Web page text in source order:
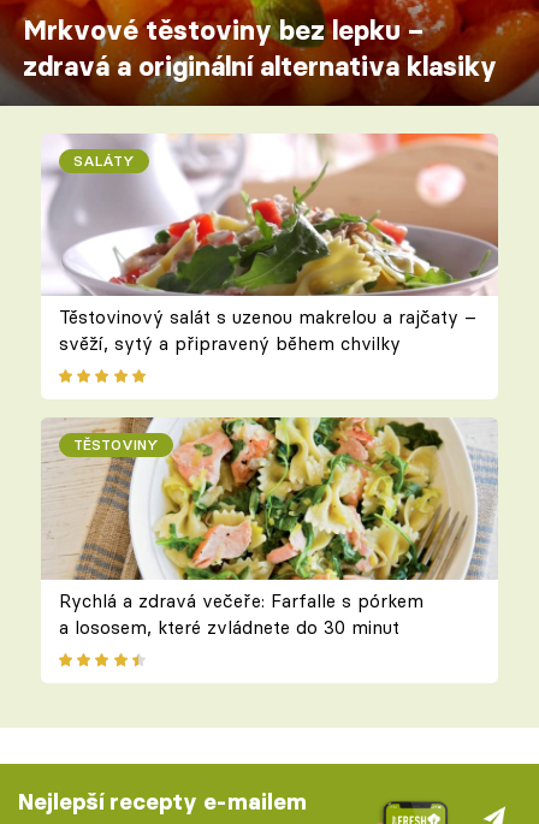
Mrkvové těstoviny bez lepku –
zdravá a originální alternativa klasiky
SALÁTY
Těstovinový salát s uzenou makrelou a rajčaty –
svěží, sytý a připravený během chvilky
TĚSTOVINY
Rychlá a zdravá večeře: Farfalle s pórkem
a lososem, které zvládnete do 30 minut
Nejlepší recepty e-mailem